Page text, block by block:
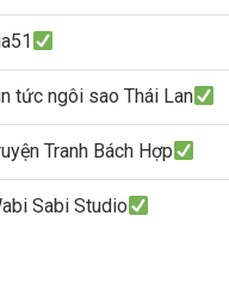
tức ngôi sao Thái Lan
Tranh Bách Hợp
Sabi Studio